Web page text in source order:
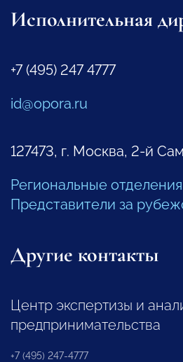
Исполнительная
+7 (495) 247 4777
id@opora.ru
127473, г. Москва, 2-й
Региональные отделения
Представители за
Другие контакты
Центр экспертизы и
предпринимательства
+7 (495) 247-4777